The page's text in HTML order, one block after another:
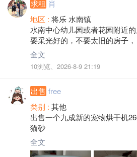
求租 肖
地区 : 将乐 水南镇
水南中心幼儿园或者花园附近
要采光好的，不要太旧的房子
全文
10浏览、 2026-8-9 21:19
出售 free
类别 : 其他
出售一个九成新的宠物烘干机
猫砂
全文